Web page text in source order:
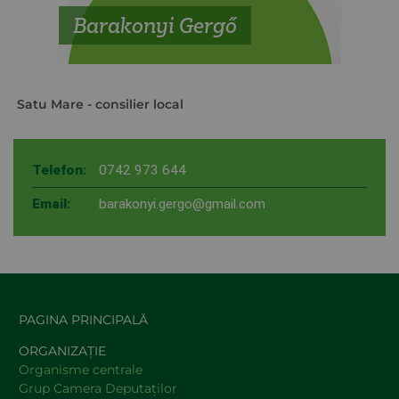
Barakonyi Gergő
Satu Mare - consilier local
Telefon: 0742 973 644
Email: barakonyi.gergo@gmail.com
PAGINA PRINCIPALĂ
ORGANIZAȚIE
Organisme centrale
Grup Camera Deputaţilor